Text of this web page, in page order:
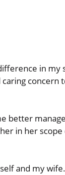
in my
concern
better
in her
and my wife.